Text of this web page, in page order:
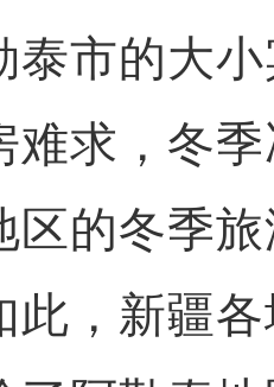
泰市的大
难求，冬
区的冬季
，新疆各